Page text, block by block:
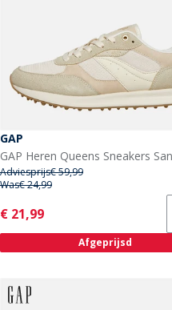
GAP
GAP Heren Queens Sneakers
Adviesprijs€ 59,99
Was€ 24,99
Current
€ 21,99
Afgeprijsd